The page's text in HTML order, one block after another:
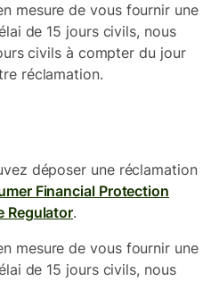
mesure de vous fournir une
de 15 jours civils, nous
civils à compter du jour
réclamation.
déposer une réclamation
Financial Protection
Regulator.
mesure de vous fournir une
de 15 jours civils, nous